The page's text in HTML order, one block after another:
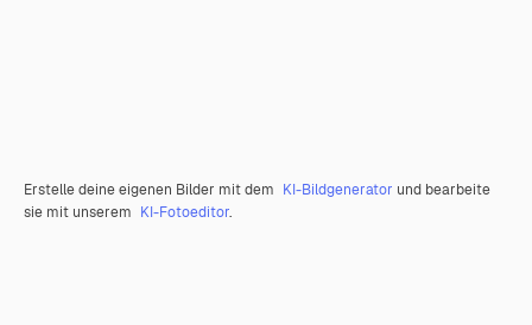
Erstelle deine eigenen Bilder mit dem KI-Bildgenerator und bearbeite
sie mit unserem KI-Fotoeditor.